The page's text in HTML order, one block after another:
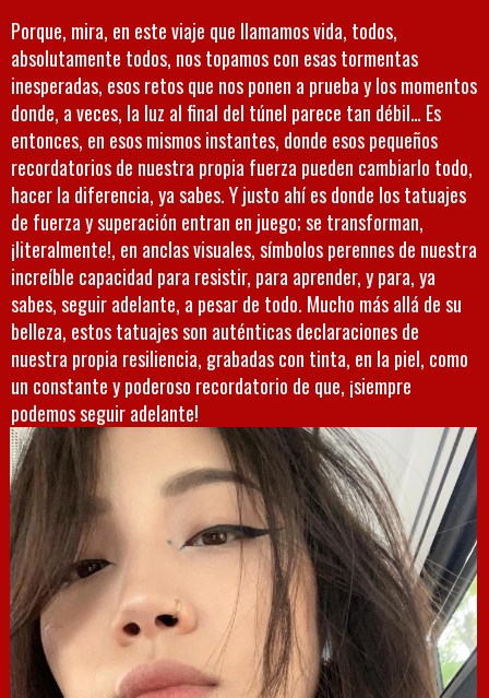
Porque, mira, en este viaje que llamamos vida, todos,
absolutamente todos, nos topamos con esas tormentas
inesperadas, esos retos que nos ponen a prueba y los momentos
donde, a veces, la luz al final del túnel parece tan débil… Es
entonces, en esos mismos instantes, donde esos pequeños
recordatorios de nuestra propia fuerza pueden cambiarlo todo,
hacer la diferencia, ya sabes. Y justo ahí es donde los tatuajes
de fuerza y superación entran en juego; se transforman,
¡literalmente!, en anclas visuales, símbolos perennes de nuestra
increíble capacidad para resistir, para aprender, y para, ya
sabes, seguir adelante, a pesar de todo. Mucho más allá de su
belleza, estos tatuajes son auténticas declaraciones de
nuestra propia resiliencia, grabadas con tinta, en la piel, como
un constante y poderoso recordatorio de que, ¡siempre
podemos seguir adelante!